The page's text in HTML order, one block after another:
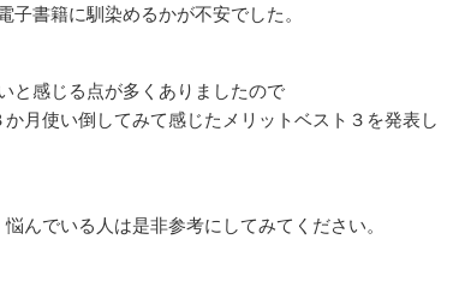
書籍に馴染めるかが不安でした。
と感じる点が多くありましたので
月使い倒してみて感じたメリットベスト３を発表し
んでいる人は是非参考にしてみてください。